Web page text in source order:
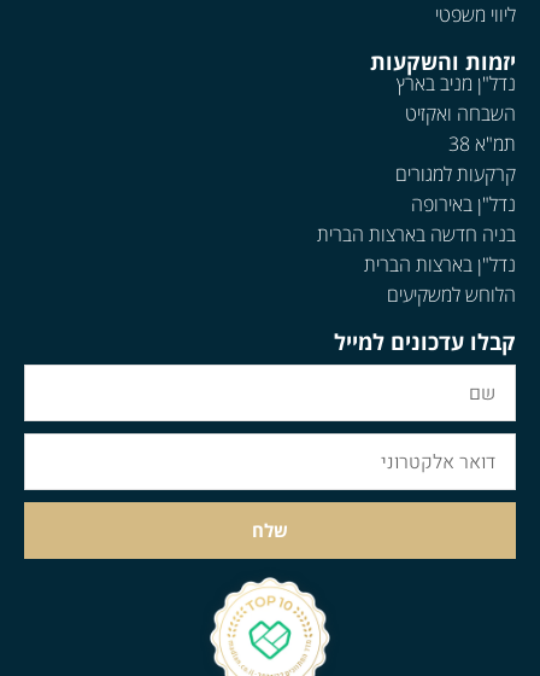
ליווי משפטי
יזמות והשקעות
נדל"ן מניב בארץ
השבחה ואקזיט
תמ"א 38
קרקעות למגורים
נדל"ן באירופה
בניה חדשה בארצות הברית
נדל"ן בארצות הברית
הלוחש למשקיעים
קבלו עדכונים למייל
שלח